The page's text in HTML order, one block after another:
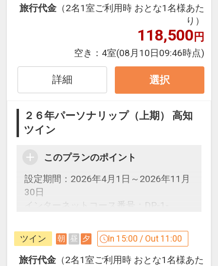
旅行代金 （2名1室ご利用時 おとな1名様あた
り）
118,500円
空き： 4室(08月10日09:46時点)
詳細 選択
２６年パーソナリップ（上期） 高知
ツイン
このプランのポイント
設定期間：2026年4月1日～2026年11月
30日
インターネットコース番号：DP-1-
ツイン 朝 昼 夕 In 15:00 / Out 11:00
旅行代金 （2名1室ご利用時 おとな1名様あた